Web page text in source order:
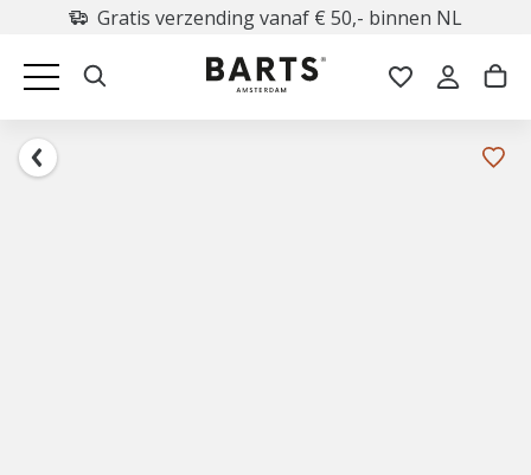
Gratis verzending vanaf € 50,- binnen NL